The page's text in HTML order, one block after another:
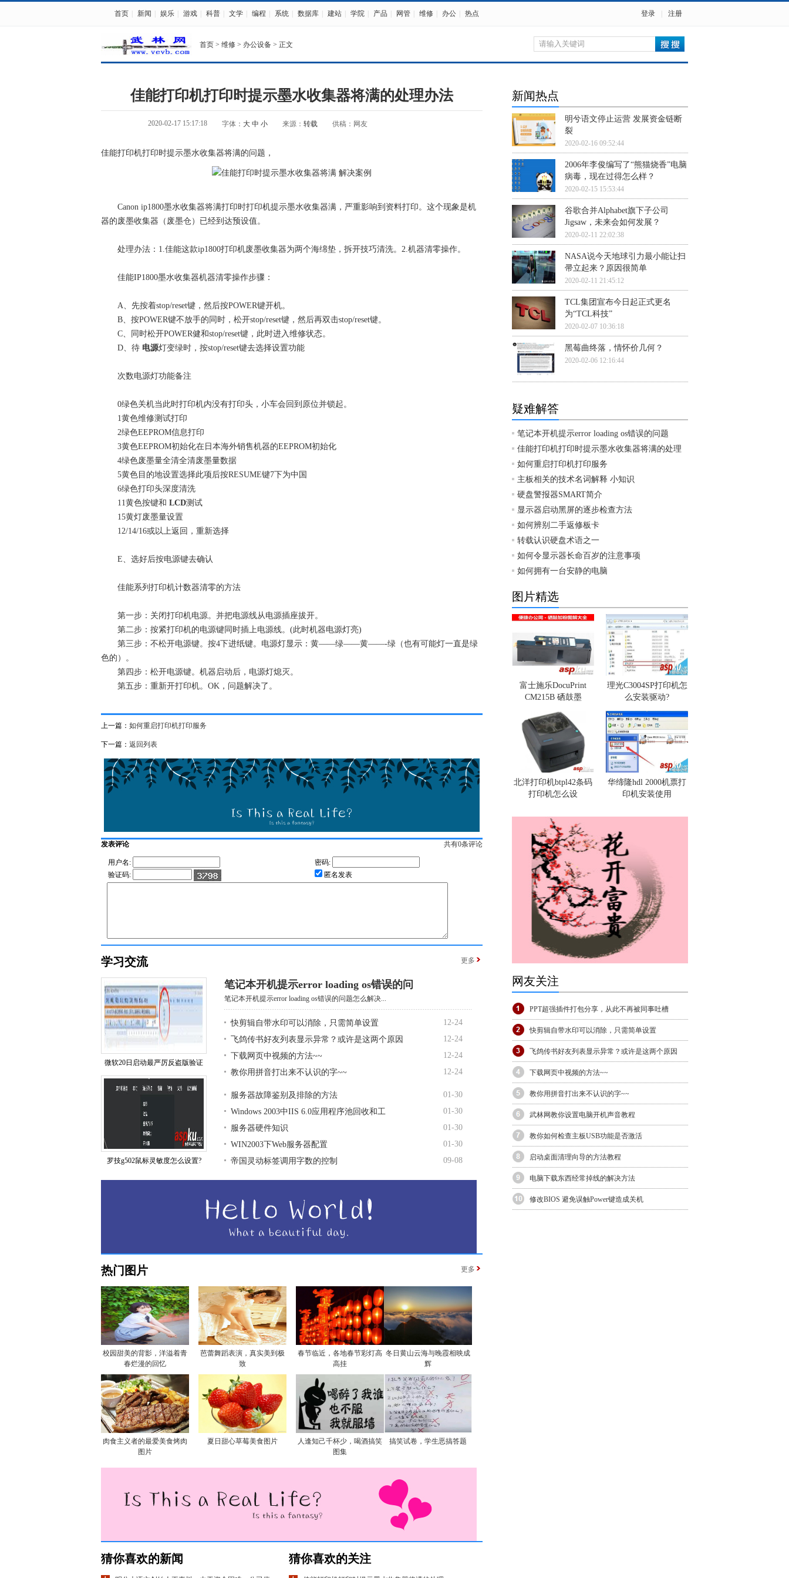
首页 新闻 娱乐 游戏 科普 文学 编程 系统 数据库 建站 学院 产品 网管 维修 办公 热点 登录 注册
首页 > 维修 > 办公设备 > 正文
佳能打印机打印时提示墨水收集器将满的处理办法
2020-02-17 15:17:18 字体： 大 中 小 来源： 转载 供稿：网友
佳能打印机打印时提示墨水收集器将满的问题，
Canon ip1800墨水收集器将满打印时打印机提示墨水收集器满，严重影响到资料打印。这个现象是机
器的废墨收集器（废墨仓）已经到达预设值。
处理办法：1.佳能这款ip1800打印机废墨收集器为两个海绵垫，拆开技巧清洗。2.机器清零操作。
佳能IP1800墨水收集器机器清零操作步骤：
A、先按着stop/reset键，然后按POWER键开机。
B、按POWER键不放手的同时，松开stop/reset键，然后再双击stop/reset键。
C、同时松开POWER健和stop/reset键，此时进入维修状态。
D、待 电源灯变绿时，按stop/reset键去选择设置功能
次数电源灯功能备注
0绿色关机当此时打印机内没有打印头，小车会回到原位并锁起。
1黄色维修测试打印
2绿色EEPROM信息打印
3黄色EEPROM初始化在日本海外销售机器的EEPROM初始化
4绿色废墨量全清全清废墨量数据
5黄色目的地设置选择此项后按RESUME键7下为中国
6绿色打印头深度清洗
11黄色按键和 LCD测试
15黄灯废墨量设置
12/14/16或以上返回，重新选择
E、选好后按电源键去确认
佳能系列打印机计数器清零的方法
第一步：关闭打印机电源。并把电源线从电源插座拔开。
第二步：按紧打印机的电源键同时插上电源线。(此时机器电源灯亮)
第三步：不松开电源键。按4下进纸键。电源灯显示：黄――绿――黄――-绿（也有可能灯一直是绿
色的）。
第四步：松开电源键。机器启动后，电源灯熄灭。
第五步：重新开打印机。OK，问题解决了。
上一篇： 如何重启打印机打印服务
下一篇： 返回列表
发表评论 共有0条评论
用户名:
密码:
验证码:
匿名发表
学习交流 更多
微软20日启动最严厉反盗版验证
罗技g502鼠标灵敏度怎么设置?
笔记本开机提示error loading os错误的问
笔记本开机提示error loading os错误的问题怎么解决...
快剪辑自带水印可以消除，只需简单设置
12-24
飞鸽传书好友列表显示异常？或许是这两个原因
12-24
下载网页中视频的方法~~
12-24
教你用拼音打出来不认识的字~~
12-24
服务器故障鉴别及排除的方法
01-30
Windows 2003中IIS 6.0应用程序池回收和工
01-30
服务器硬件知识
01-30
WIN2003下Web服务器配置
01-30
帝国灵动标签调用字数的控制
09-08
热门图片 更多
校园甜美的背影，洋溢着青
春烂漫的回忆
芭蕾舞蹈表演，真实美到极
致
春节临近，各地春节彩灯高
高挂
冬日黄山云海与晚霞相映成
辉
肉食主义者的最爱美食烤肉
图片
夏日甜心草莓美食图片
人逢知己千杯少，喝酒搞笑
图集
搞笑试卷，学生恶搞答题
猜你喜欢的新闻 猜你喜欢的关注
新闻热点
明兮语文停止运营 发展资金链断
裂
2020-02-16 09:52:44
2006年李俊编写了“熊猫烧香”电脑
病毒，现在过得怎么样？
2020-02-15 15:53:44
谷歌合并Alphabet旗下子公司
Jigsaw，未来会如何发展？
2020-02-11 22:02:38
NASA说今天地球引力最小能让扫
帚立起来？原因很简单
2020-02-11 21:45:12
TCL集团宣布今日起正式更名
为“TCL科技”
2020-02-07 10:36:18
黑莓曲终落，情怀价几何？
2020-02-06 12:16:44
疑难解答
笔记本开机提示error loading os错误的问题
佳能打印机打印时提示墨水收集器将满的处理
如何重启打印机打印服务
主板相关的技术名词解释 小知识
硬盘警报器SMART简介
显示器启动黑屏的逐步检查方法
如何辨别二手返修板卡
转载认识硬盘术语之一
如何令显示器长命百岁的注意事项
如何拥有一台安静的电脑
图片精选
富士施乐DocuPrint
CM215B 硒鼓墨
理光C3004SP打印机怎
么安装驱动?
北洋打印机btpl42条码
打印机怎么设
华缔隆hdl 2000机票打
印机安装使用
网友关注
PPT超强插件打包分享，从此不再被同事吐槽
快剪辑自带水印可以消除，只需简单设置
飞鸽传书好友列表显示异常？或许是这两个原因
下载网页中视频的方法~~
教你用拼音打出来不认识的字~~
武林网教你设置电脑开机声音教程
教你如何检查主板USB功能是否激活
启动桌面清理向导的方法教程
电脑下载东西经常掉线的解决方法
修改BIOS 避免误触Power键造成关机